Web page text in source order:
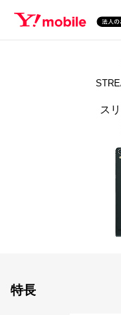
ス
特長